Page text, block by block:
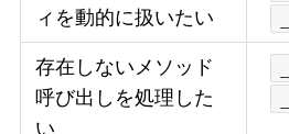
ィを動的に扱いたい
存在しないメソッド
呼び出しを処理した
い